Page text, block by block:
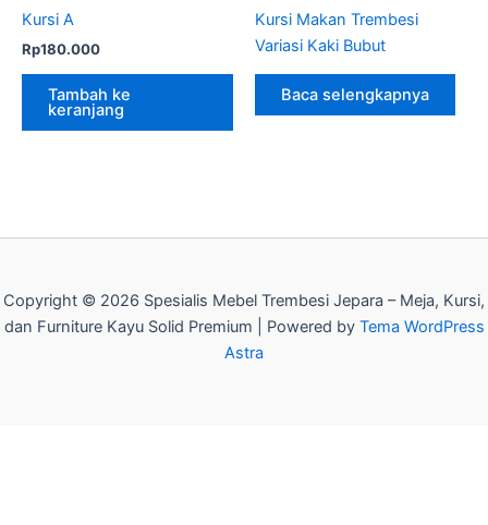
Kursi A
Rp180.000
Tambah ke
keranjang
Kursi Makan Trembesi
Variasi Kaki Bubut
Baca selengkapnya
Copyright © 2026 Spesialis Mebel Trembesi Jepara – Meja, Kursi,
dan Furniture Kayu Solid Premium | Powered by Tema WordPress
Astra